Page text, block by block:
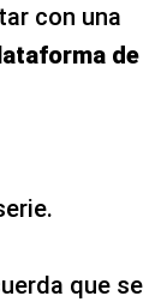
con una
de
que se